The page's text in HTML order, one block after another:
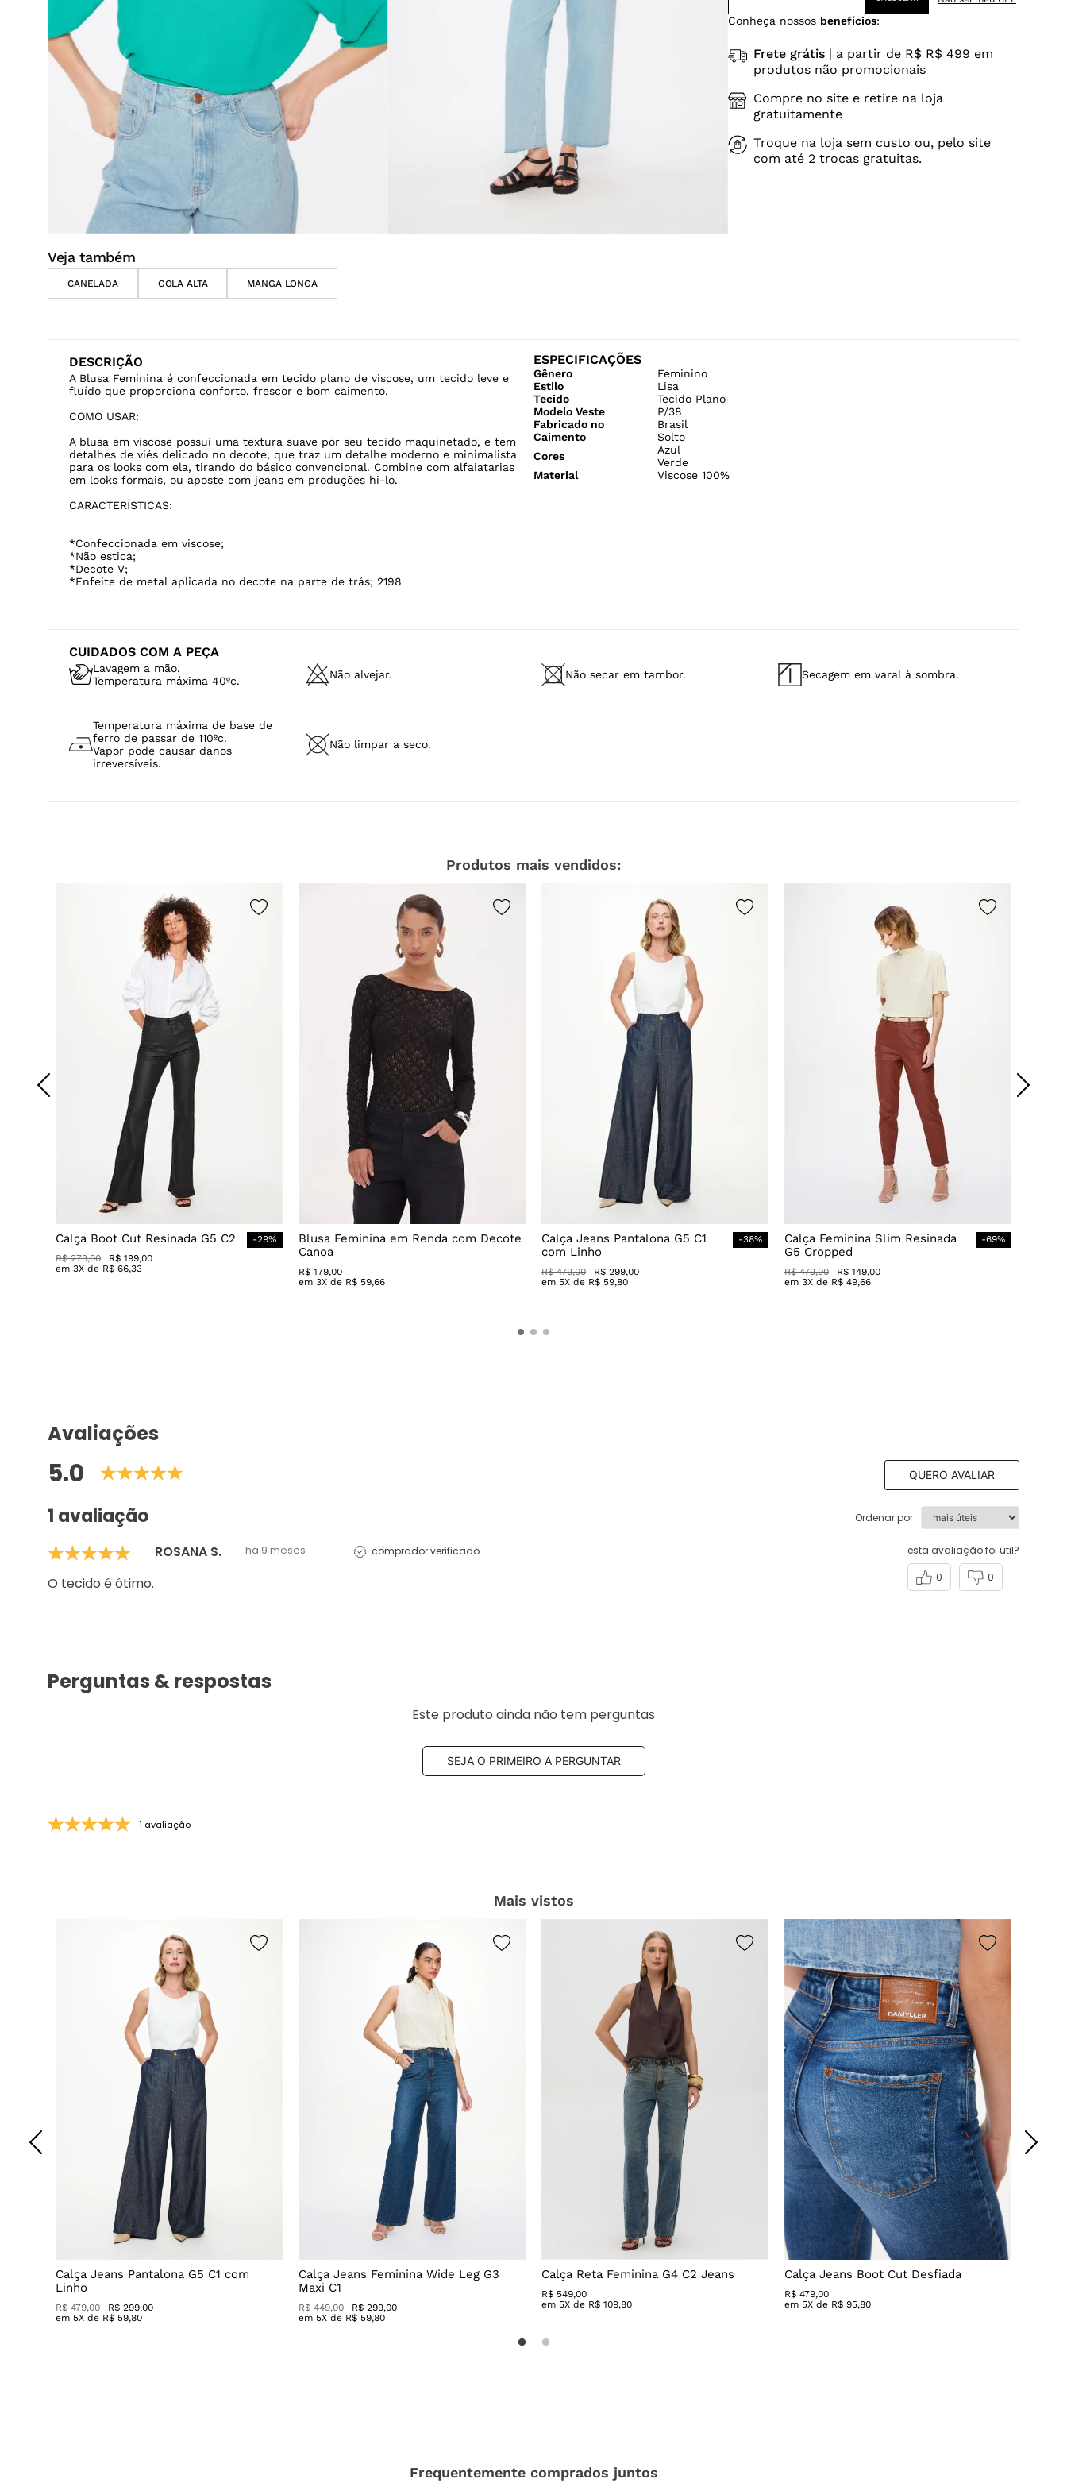
Conheça nossos benefícios:
Frete grátis| a partir de R$ R$ 499 em
produtos não promocionais
Compre no site e retire na loja
gratuitamente
Troque na loja sem custo ou, pelo site
com até 2 trocas gratuitas.
Veja também
CANELADA GOLA ALTA MANGA LONGA
DESCRIÇÃO
A Blusa Feminina é confeccionada em tecido plano de viscose, um tecido leve e
fluído que proporciona conforto, frescor e bom caimento.
COMO USAR:
A blusa em viscose possui uma textura suave por seu tecido maquinetado, e tem
detalhes de viés delicado no decote, que traz um detalhe moderno e minimalista
para os looks com ela, tirando do básico convencional. Combine com alfaiatarias
em looks formais, ou aposte com jeans em produções hi-lo.
CARACTERÍSTICAS:
*Confeccionada em viscose;
*Não estica;
*Decote V;
*Enfeite de metal aplicada no decote na parte de trás; 2198
ESPECIFICAÇÕES
Gênero
Feminino
Estilo
Lisa
Tecido
Tecido Plano
Modelo Veste
P/38
Fabricado no
Brasil
Caimento
Solto
Cores
Azul
Verde
Material
Viscose 100%
CUIDADOS COM A PEÇA
Lavagem a mão.
Temperatura máxima 40ºc.
Não alvejar. Não secar em tambor. Secagem em varal à sombra.
Temperatura máxima de base de
ferro de passar de 110ºc.
Vapor pode causar danos
irreversíveis.
Não limpar a seco.
Produtos mais vendidos:
Calça Boot Cut Resinada G5 C2 -29%
R$ 279,00 R$ 199,00
em3X de R$ 66,33
Blusa Feminina em Renda com Decote
Canoa
R$ 179,00
em3X de R$ 59,66
Calça Jeans Pantalona G5 C1
com Linho
-38%
R$ 479,00 R$ 299,00
em 5X de R$ 59,80
Calça Feminina Slim Resinada
G5 Cropped
-69%
R$ 479,00 R$ 149,00
em3X de R$ 49,66
Avaliações
5.0 QUERO AVALIAR
1 avaliação Ordenar por
ROSANA S. há 9 meses comprador verificado
O tecido é ótimo.
esta avaliação foi útil?
0
0
Perguntas & respostas
Este produto ainda não tem perguntas
SEJA O PRIMEIRO A PERGUNTAR
1 avaliação
Mais vistos
Calça Jeans Pantalona G5 C1 com
Linho
R$ 479,00
R$ 299,00
em 5X de R$ 59,80
Calça Jeans Feminina Wide Leg G3
Maxi C1
R$ 449,00
R$ 299,00
em 5X de R$ 59,80
Calça Reta Feminina G4 C2 Jeans
R$ 549,00
em 5X de R$ 109,80
Calça Jeans Boot Cut Desfiada
R$ 479,00
em 5X de R$ 95,80
Frequentemente comprados juntos